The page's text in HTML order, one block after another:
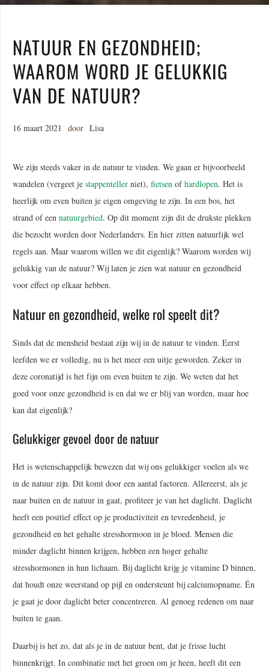
NATUUR EN GEZONDHEID;
WAAROM WORD JE GELUKKIG
VAN DE NATUUR?
16 maart 2021 door Lisa
We zijn steeds vaker in de natuur te vinden. We gaan er bijvoorbeeld
wandelen (vergeet je stappenteller niet), fietsen ofhardlopen. Het is
heerlijk om even buiten je eigen omgeving te zijn. In een bos, het
strand of een natuurgebied. Op dit moment zijn dit de drukste plekken
die bezocht worden door Nederlanders. En hier zitten natuurlijk wel
regels aan. Maar waarom willen we dit eigenlijk? Waarom worden wij
gelukkig van de natuur? Wij laten je zien wat natuur en gezondheid
voor effect op elkaar hebben.
Natuur en gezondheid, welke rol speelt dit?
Sinds dat de mensheid bestaat zijn wij in de natuur te vinden. Eerst
leefden we er volledig, nu is het meer een uitje geworden. Zeker in
deze coronatijd is het fijn om even buiten te zijn. We weten dat het
goed voor onze gezondheid is en dat we er blij van worden, maar hoe
kan dat eigenlijk?
Gelukkiger gevoel door de natuur
Het is wetenschappelijk bewezen dat wij ons gelukkiger voelen als we
in de natuur zijn. Dit komt door een aantal factoren. Allereerst, als je
naar buiten en de natuur in gaat, profiteer je van het daglicht. Daglicht
heeft een positief effect op je productiviteit en tevredenheid, je
gezondheid en het gehalte stresshormoon in je bloed. Mensen die
minder daglicht binnen krijgen, hebben een hoger gehalte
stresshormonen in hun lichaam. Bij daglicht krijg je vitamine D binnen,
dat houdt onze weerstand op pijl en ondersteunt bij calciumopname. Én
je gaat je door daglicht beter concentreren. Al genoeg redenen om naar
buiten te gaan.
Daarbij is het zo, dat als je in de natuur bent, dat je frisse lucht
binnenkrijgt. In combinatie met het groen om je heen, heeft dit een